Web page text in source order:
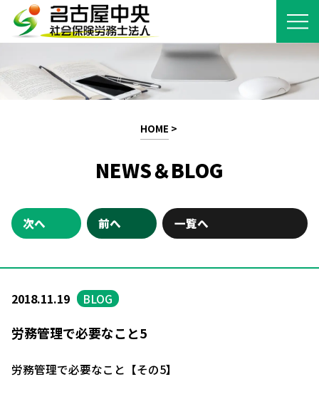
HOME >
NEWS＆BLOG
次へ 前へ 一覧へ
2018.11.19 BLOG
労務管理で必要なこと5
労務管理で必要なこと【その5】